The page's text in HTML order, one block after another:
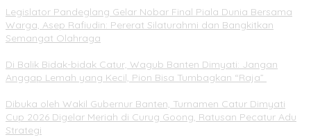
Legislator Pandeglang Gelar Nobar Final Piala Dunia Bersama
Warga, Asep Rafiudin: Pererat Silaturahmi dan Bangkitkan
Semangat Olahraga
Di Balik Bidak-bidak Catur, Wagub Banten Dimyati: Jangan
Anggap Lemah yang Kecil, Pion Bisa Tumbagkan “Raja”
Dibuka oleh Wakil Gubernur Banten, Turnamen Catur Dimyati
Cup 2026 Digelar Meriah di Curug Goong, Ratusan Pecatur Adu
Strategi